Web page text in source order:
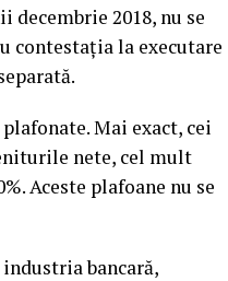
2018, nu se
contestaţia la executare
Mai exact, cei
nete, cel mult
Aceste plafoane nu se
bancară,